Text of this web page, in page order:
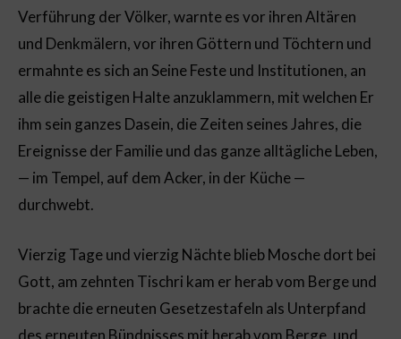
Verführung der Völker, warnte es vor ihren Altären
und Denkmälern, vor ihren Göttern und Töchtern und
ermahnte es sich an Seine Feste und Institutionen, an
alle die geistigen Halte anzuklammern, mit welchen Er
ihm sein ganzes Dasein, die Zeiten seines Jahres, die
Ereignisse der Familie und das ganze alltägliche Leben,
— im Tempel, auf dem Acker, in der Küche —
durchwebt.
Vierzig Tage und vierzig Nächte blieb Mosche dort bei
Gott, am zehnten Tischri kam er herab vom Berge und
brachte die erneuten Gesetzestafeln als Unterpfand
des erneuten Bündnisses mit herab vom Berge, und